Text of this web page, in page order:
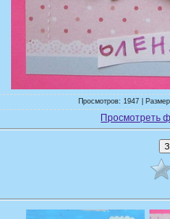
Просмотров: 1947 |
Просмотреть